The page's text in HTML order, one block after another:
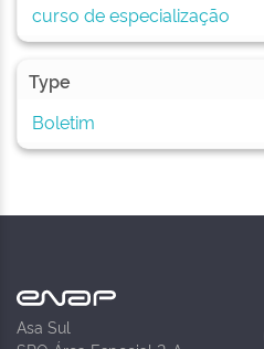
curso de especialização
Type
Boletim
Asa Sul